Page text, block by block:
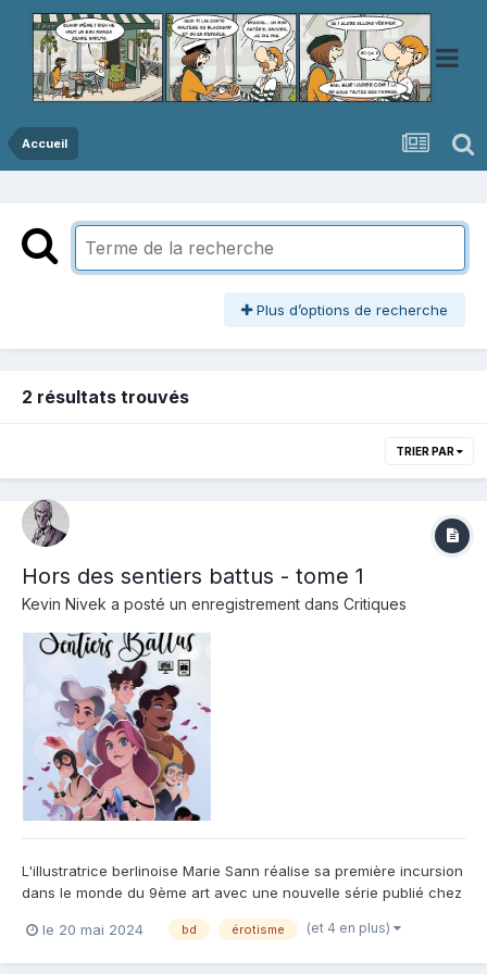
Accueil
Plus d’options de recherche
2 résultats trouvés
TRIER PAR
Hors des sentiers battus - tome 1
Kevin Nivek a posté un enregistrement dans Critiques
L'illustratrice berlinoise Marie Sann réalise sa première incursion
dans le monde du 9ème art avec une nouvelle série publié chez
découvertes de Lizzy . En effet , elle va au fil de ses rencontres
le 20 mai 2024 bd érotisme (et 4 en plus)